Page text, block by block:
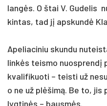
langės. O štai V. Gu­de­lis
kin­tas, tad jį ap­skundė
Ape­lia­ci­niu skun­du
linkės teis­mo
kva­li­fi­kuo­ti – teis­ti už
o ne už plėšimą. Be to,
lyg­tinės – bausmės.